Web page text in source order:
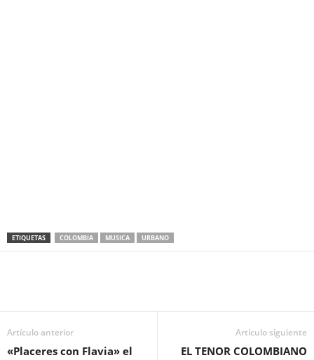
ETIQUETAS COLOMBIA MUSICA URBANO
Artículo anterior
«Placeres con Flavia» el
Artículo siguiente
EL TENOR COLOMBIANO